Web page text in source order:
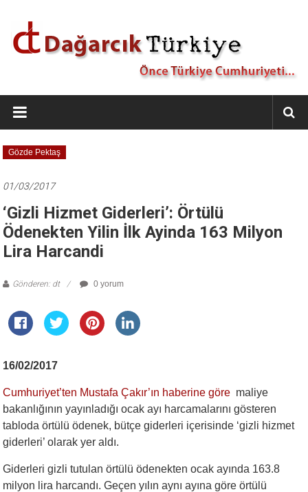
Dağarcık
Türkiye
Önce
Türkiye
Gözde Pektaş
01/03/2017
‘Gizli Hizmet Giderleri’: Örtülü
Ödenekten Yilin İlk Ayinda 163 Milyon
Lira Harcandi
Gönderen: dt 0 yorum
16/02/2017
Cumhuriyet’ten Mustafa Çakır’ın haberine göre maliye
bakanlığının yayınladığı ocak ayı harcamalarını gösteren
tabloda örtülü ödenek, bütçe giderleri içerisinde ‘gizli hizmet
giderleri’ olarak yer aldı.
Giderleri gizli tutulan örtülü ödenekten ocak ayında 163.8
milyon lira harcandı. Geçen yılın aynı ayına göre örtülü